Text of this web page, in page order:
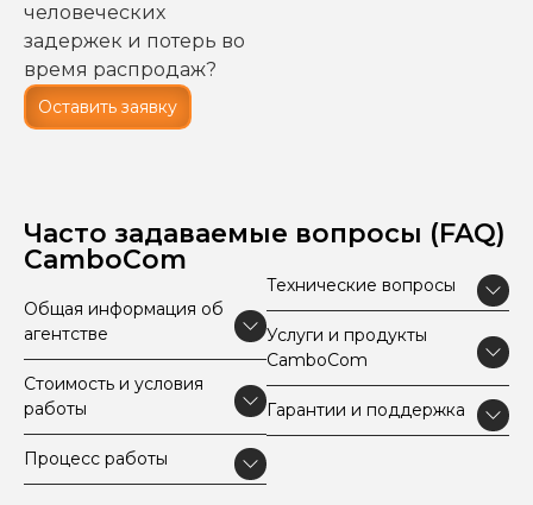
человеческих
задержек и потерь во
время распродаж?
Оставить заявку
Часто задаваемые вопросы (FAQ)
CamboCom
Общая информация об
агентстве
Стоимость и условия
работы
Процесс работы
Технические вопросы
Услуги и продукты
CamboCom
Гарантии и поддержка